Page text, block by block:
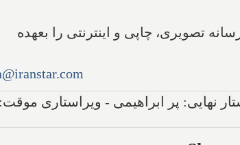
کارشناسی کامپیوتر و تخصص تولید رسانه دیجیتال دارد و مدیریت تولید بیش ۹ رسانه تصویری، چاپی و اینترنتی را بعهده
نهایی: پر ابراهیمی - ویراستاری